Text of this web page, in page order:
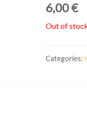
6,00€
Out of
Categories: